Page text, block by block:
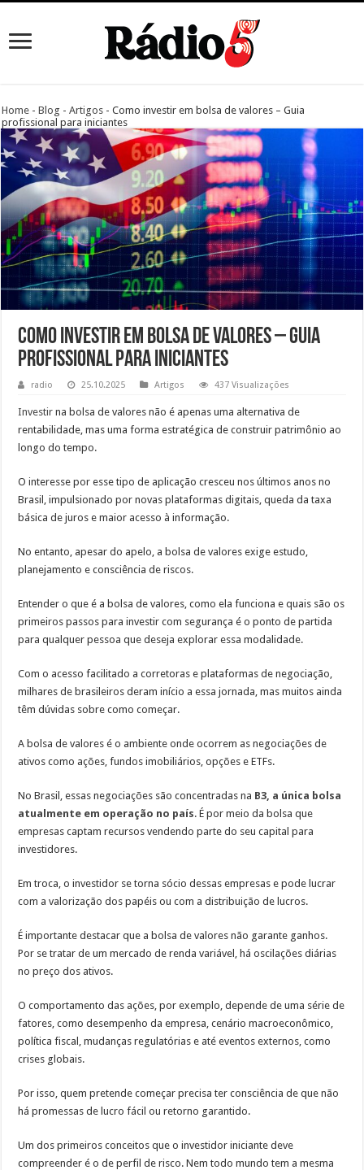
Home -Blog -Artigos -Como investir em bolsa de valores – Guia
profissional para iniciantes
Como investir em bolsa de valores – Guia
profissional para iniciantes
radio 25.10.2025 Artigos 437 Visualizações
Investir na bolsa de valores não é apenas uma alternativa de
rentabilidade, mas uma forma estratégica de construir patrimônio ao
longo do tempo.
O interesse por esse tipo de aplicação cresceu nos últimos anos no
Brasil, impulsionado por novas plataformas digitais, queda da taxa
básica de juros e maior acesso à informação.
No entanto, apesar do apelo, a bolsa de valores exige estudo,
planejamento e consciência de riscos.
Entender o que é a bolsa de valores, como ela funciona e quais são os
primeiros passos para investir com segurança é o ponto de partida
para qualquer pessoa que deseja explorar essa modalidade.
Com o acesso facilitado a corretoras e plataformas de negociação,
milhares de brasileiros deram início a essa jornada, mas muitos ainda
têm dúvidas sobre como começar.
A bolsa de valores é o ambiente onde ocorrem as negociações de
ativos como ações, fundos imobiliários, opções e ETFs.
No Brasil, essas negociações são concentradas na B3, a única bolsa
atualmente em operação no país. É por meio da bolsa que
empresas captam recursos vendendo parte do seu capital para
investidores.
Em troca, o investidor se torna sócio dessas empresas e pode lucrar
com a valorização dos papéis ou com a distribuição de lucros.
É importante destacar que a bolsa de valores não garante ganhos.
Por se tratar de um mercado de renda variável, há oscilações diárias
no preço dos ativos.
O comportamento das ações, por exemplo, depende de uma série de
fatores, como desempenho da empresa, cenário macroeconômico,
política fiscal, mudanças regulatórias e até eventos externos, como
crises globais.
Por isso, quem pretende começar precisa ter consciência de que não
há promessas de lucro fácil ou retorno garantido.
Um dos primeiros conceitos que o investidor iniciante deve
compreender é o de perfil de risco. Nem todo mundo tem a mesma